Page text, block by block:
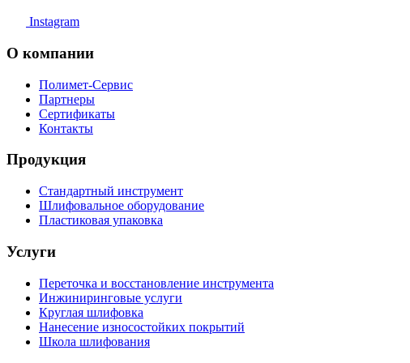
Instagram
О компании
Полимет-Сервис
Партнеры
Сертификаты
Контакты
Продукция
Стандартный инструмент
Шлифовальное оборудование
Пластиковая упаковка
Услуги
Переточка и восстановление инструмента
Инжиниринговые услуги
Круглая шлифовка
Нанесение износостойких покрытий
Школа шлифования